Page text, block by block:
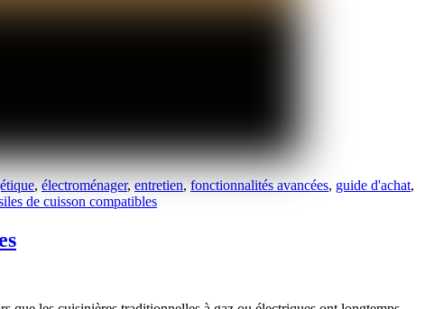
, électroménager, entretien, fonctionnalités avancées, guide d'achat,
de cuisson compatibles